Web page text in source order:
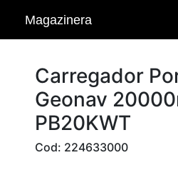
Magazinera
Carregador
Geonav
PB20KWT
Cod: 224633000